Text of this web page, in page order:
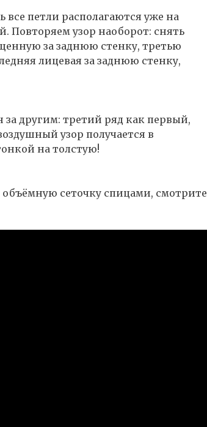
все петли располагаются уже на
Повторяем узор наоборот: снять
за заднюю стенку, третью
лицевая за заднюю стенку,
другим: третий ряд как первый,
узор получается в
на толстую!
сеточку спицами, смотрите